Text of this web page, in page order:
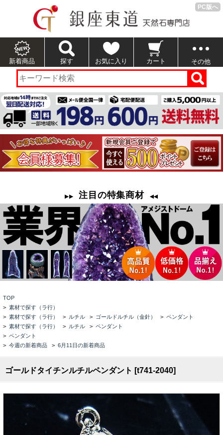
PC版へ
新着商品 探す お気に入り カート その他
TOP
> 素材で探す（ラ行）
> 素材で探す（ラ行） > ルチル > ゴールドルチル（金針） > ペンダント
> 素材で探す（ラ行） > ルチル > ペンダント
> ペンダント
> 今週の新着商品 > 6月11日の新着商品
ゴールドタイチンルチルペンダント [t741-2040]